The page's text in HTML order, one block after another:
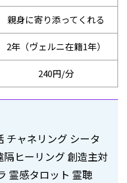
親身に寄り添ってくれる
2年（ヴェルニ在籍1年）
240円/分
チャネリング シータ
隔ヒーリング 創造主対
霊感タロット 霊聴